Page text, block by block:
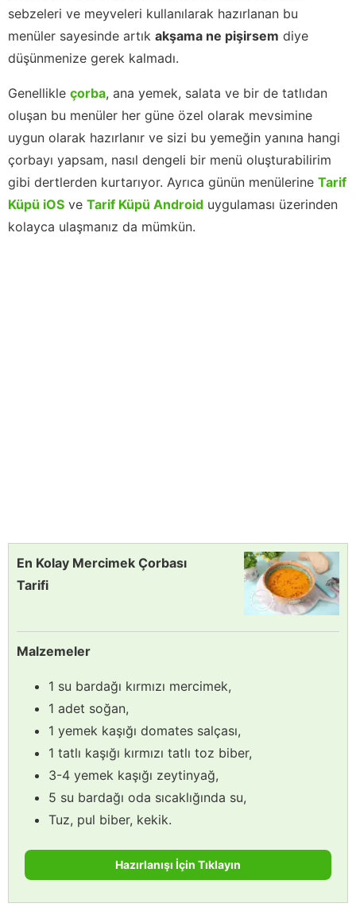
sebzeleri ve meyveleri kullanılarak hazırlanan bu
menüler sayesinde artık akşama ne pişirsem diye
düşünmenize gerek kalmadı.
Genellikle çorba, ana yemek, salata ve bir de tatlıdan
oluşan bu menüler her güne özel olarak mevsimine
uygun olarak hazırlanır ve sizi bu yemeğin yanına hangi
çorbayı yapsam, nasıl dengeli bir menü oluşturabilirim
gibi dertlerden kurtarıyor. Ayrıca günün menülerine Tarif
Küpü iOS ve Tarif Küpü Android uygulaması üzerinden
kolayca ulaşmanız da mümkün.
En Kolay Mercimek Çorbası
Tarifi
Malzemeler
1 su bardağı kırmızı mercimek,
1 adet soğan,
1 yemek kaşığı domates salçası,
1 tatlı kaşığı kırmızı tatlı toz biber,
3-4 yemek kaşığı zeytinyağ,
5 su bardağı oda sıcaklığında su,
Tuz, pul biber, kekik.
Hazırlanışı İçin Tıklayın